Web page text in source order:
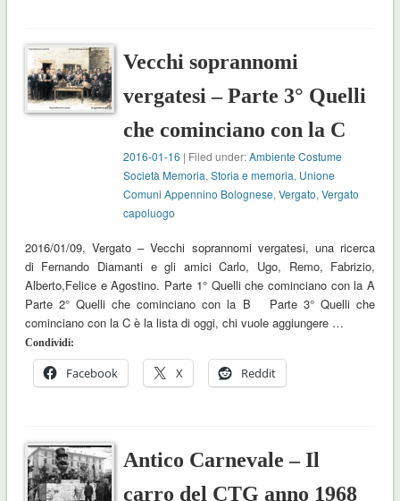
Vecchi soprannomi
vergatesi – Parte 3° Quelli
che cominciano con la C
2016-01-16 | Filed under:Ambiente Costume
Società Memoria,Storia e memoria, Unione
Comuni Appennino Bolognese,Vergato,Vergato
capoluogo
2016/01/09, Vergato – Vecchi soprannomi vergatesi, una ricerca
di Fernando Diamanti e gli amici Carlo, Ugo, Remo, Fabrizio,
Alberto,Felice e Agostino. Parte 1° Quelli che cominciano con la A
Parte 2° Quelli che cominciano con la B Parte 3° Quelli che
cominciano con la C è la lista di oggi, chi vuole aggiungere …
Condividi:
Facebook X Reddit
Antico Carnevale – Il
carro del CTG anno 1968